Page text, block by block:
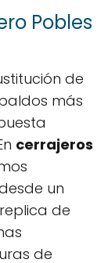
Pobles
de
más
cerrajeros
un
de
de